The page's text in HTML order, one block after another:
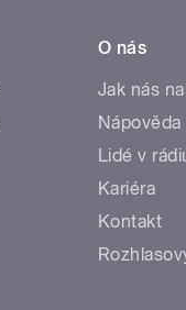
O nás
Jak nás
Nápověda
Lidé v
Kariéra
Kontakt